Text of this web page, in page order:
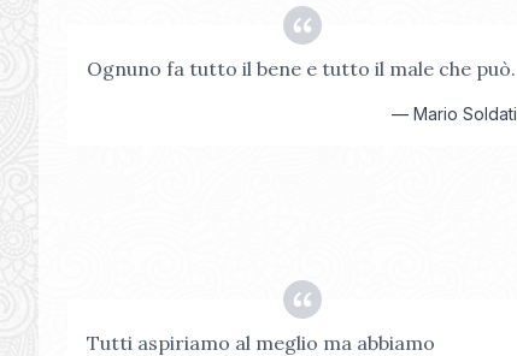
Ognuno fa tutto il bene e tutto il male che può.
—Mario Soldati
Tutti aspiriamo al meglio ma abbiamo